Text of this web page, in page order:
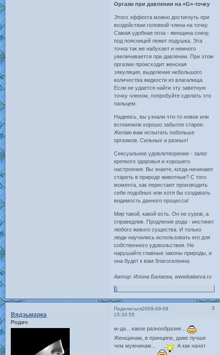
Оргазм при давлении на «G»-точку
Этого эффекта можно достигнуть при
воздействии головкой члена на точку.
Самая удобная поза - женщина снизу,
под поясницей лежит подушка. Эта
точка так же набухает и немного
увеличивается при давлении. При этом
оргазме происходит женская
эякуляция, выделение небольшого
количества жидкости из влагалища.
Если не удается найти эту заветную
точку членом, попробуйте сделать это
пальцем.
Надеюсь, вы узнали что-то новое или
вспомнили хорошо забытое старое.
Желаю вам испытать побольше
оргазмов. Сильных и разных!
Сексуальное удовлетворение - залог
крепкого здоровья и хорошего
настроения. Вы знаете, когда начинают
стареть в природе животные? С того
момента, как перестают производить
себе подобных или хотя бы создавать
видимость данного процесса!
Мир такой, какой есть. Он не суров, а
справедлив. Продление рода - инстинкт
любого живого существа. И только
люди научились использовать его для
собственного удовольствия. Не
нарушайте главные законы природы, и
она будет к вам благосклонна.
Автор: Илона Балаева, wwwbalaeva.ru
0
Поделиться 3
2009-09-09
15:33:55
Вядзьмарка
Родич
м-да... какое разнообразие...
Женщинам, в принципе, даже лучше
чем мужчинам...
А как начет